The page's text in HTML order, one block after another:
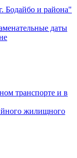
и района"
даты
транспорте и в
жилищного